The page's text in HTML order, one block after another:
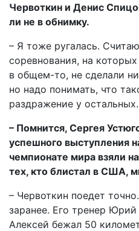
Червоткин и Денис
ли не в обнимку.
– Я тоже ругалась.
соревнования, на
в общем-то, не сделали
но надо понимать, что
раздражение у остальных.
– Помнится, Сергея
успешного выступления
чемпионате мира взяли
тех, кто блистал в США,
– Червоткин поедет
заранее. Его тренер
Алексей бежал 50